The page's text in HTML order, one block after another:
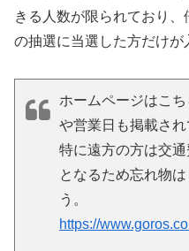
きる人数が限られており
の抽選に当選した方だけが
ホームページはこ
や営業日も掲載され
特に遠方の方は交
となるため忘れ物
う。
https://